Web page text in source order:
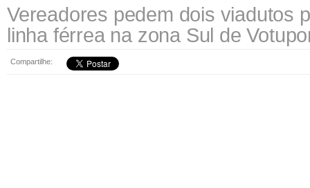
Vereadores pedem dois viadutos
linha férrea na zona Sul de
Compartilhe: